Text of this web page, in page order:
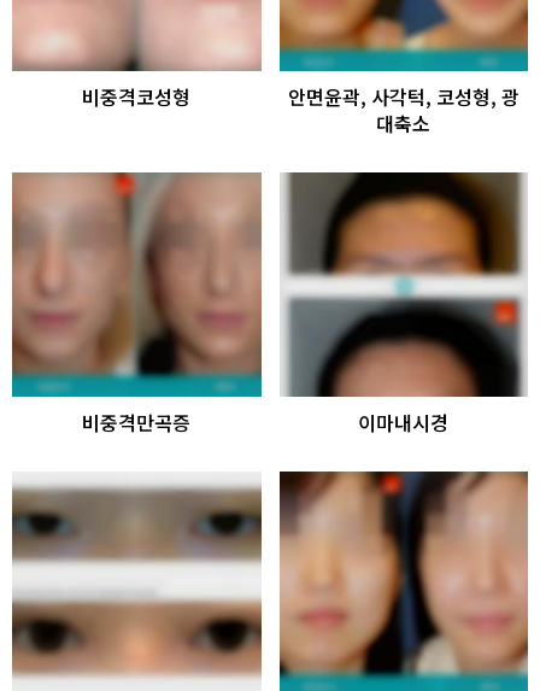
비중격코성형
안면윤곽, 사각턱, 코성형, 광
대축소
비중격만곡증 이마내시경